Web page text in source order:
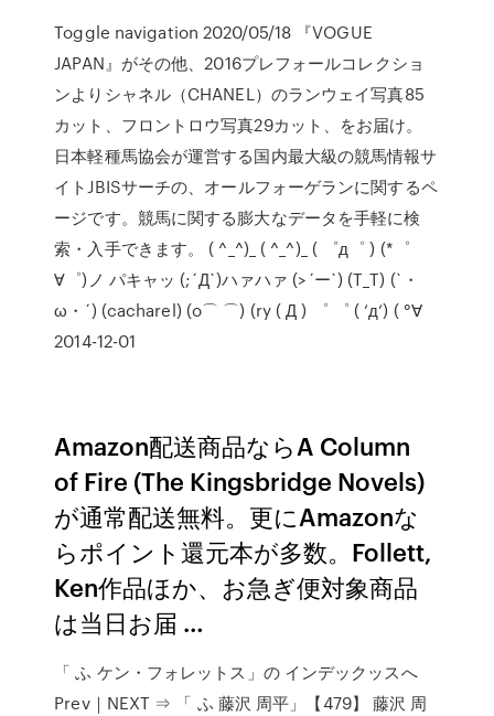
Toggle navigation 2020/05/18 『VOGUE
JAPAN』がその他、2016プレフォールコレクショ
ンよりシャネル（CHANEL）のランウェイ写真85
カット、フロントロウ写真29カット、をお届け。
日本軽種馬協会が運営する国内最大級の競馬情報サ
イトJBISサーチの、オールフォーゲランに関するペ
ージです。競馬に関する膨大なデータを手軽に検
索・入手できます。 ( ^_^)_ ( ^_^)_ ( ゜д゜ ) (*゜
∀゜)ノ パキャッ (;´Д`)ハァハァ (>´ー`) (T_T) (`・
ω・´) (cacharel) (o⌒ ⌒) (ry ( Д ) ゜ ゜ ( ‘д‘) ( °∀
2014-12-01
Amazon配送商品ならA Column
of Fire (The Kingsbridge Novels)
が通常配送無料。更にAmazonな
らポイント還元本が多数。Follett,
Ken作品ほか、お急ぎ便対象商品
は当日お届 …
「 ふ ケン・フォレットス」の インデックッスへ
Prev｜NEXT ⇒ 「 ふ 藤沢 周平」【479】 藤沢 周